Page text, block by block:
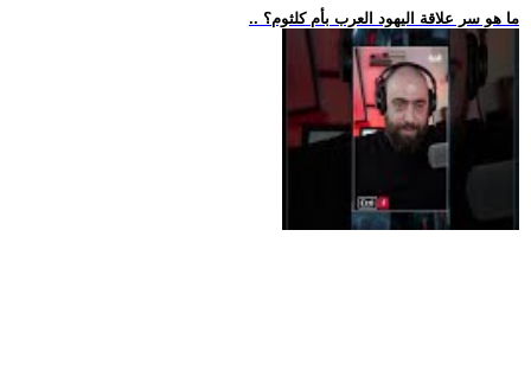
.. ما هو سر علاقة اليهود العرب بأم كلثوم؟